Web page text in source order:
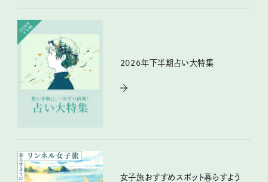
2026年下半期占い大特集
女子旅おすすめスポット暮らすよう